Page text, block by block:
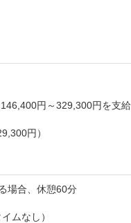
円～329,300円を支給
円）
場合、休憩60分
イムなし）